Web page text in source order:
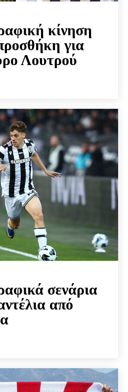
κίνηση
για
Λουτρού
σενάρια
από